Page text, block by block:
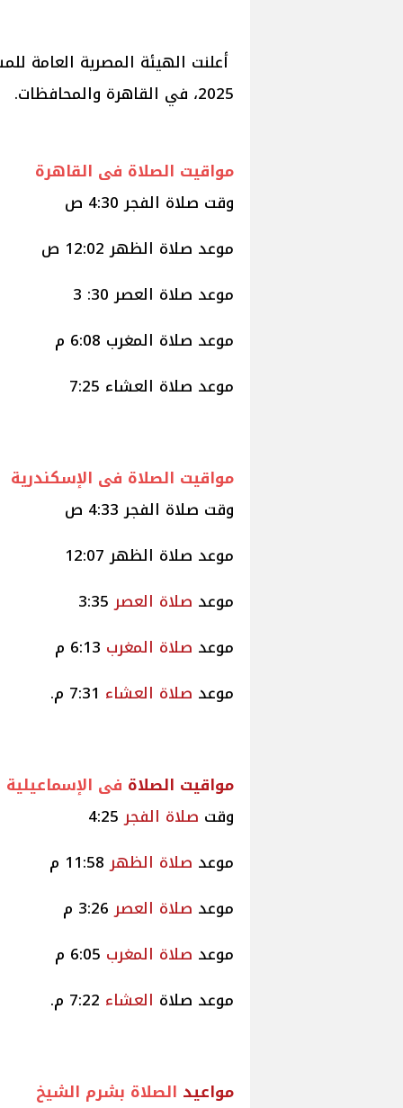
2025، في القاهرة والمحافظات.
مواقيت الصلاة فى القاهرة
وقت صلاة الفجر 4:30 ص
موعد صلاة الظهر 12:02 ص
موعد صلاة العصر 30: 3
موعد صلاة المغرب 6:08 م
موعد صلاة العشاء 7:25
مواقيت الصلاة فى الإسكندرية
وقت صلاة الفجر 4:33 ص
موعد صلاة الظهر 12:07
موعد صلاة العصر3:35
موعد صلاة المغرب
موعد صلاة العشاء
مواقيت الصلاة فى الإسماعيلية
وقت صلاة الفجر4:25
موعد صلاة الظهر11:58 م
موعد صلاة العصر3:26 م
موعد صلاة المغرب
موعد صلاة العشاء
مواعيد الصلاة بشرم الشيخ